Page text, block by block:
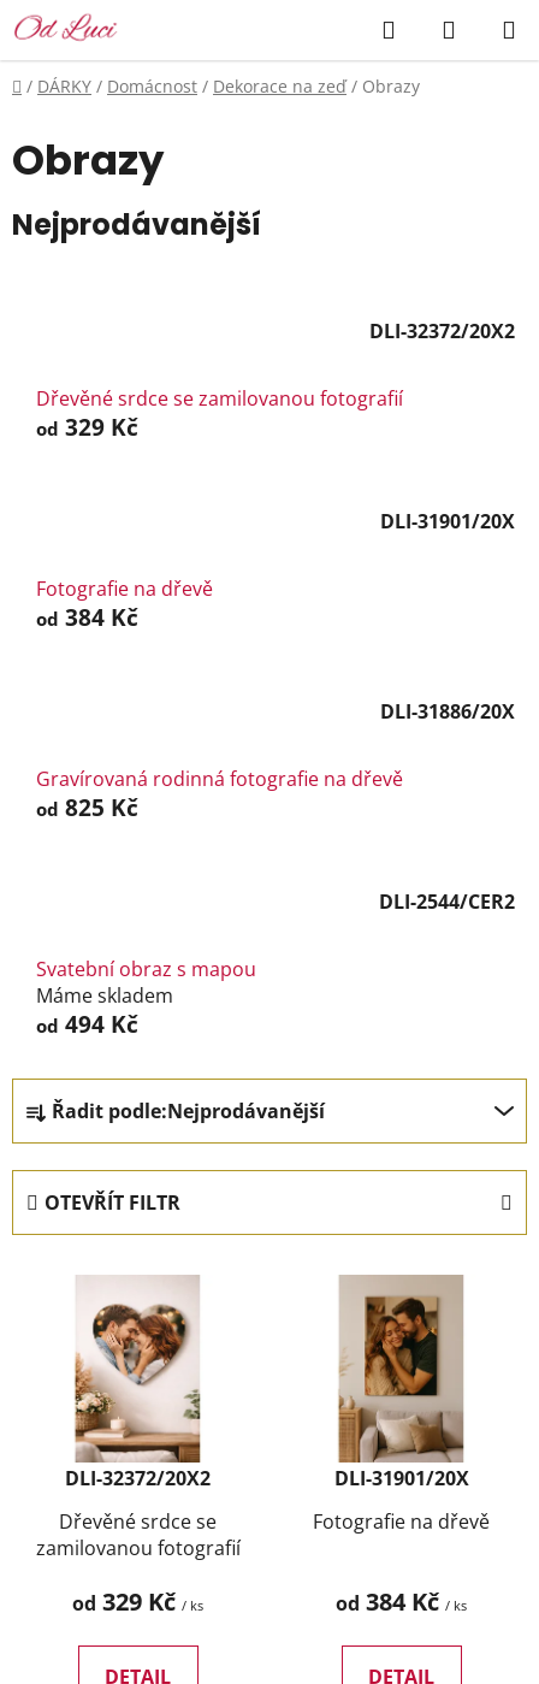
Přejít
na
obsah
Hledat
KOŠÍK
Domů
/ DÁRKY / Domácnost / Dekorace na zeď / Obrazy
Obrazy
Nejprodávanější
DLI-32372/20X2
Dřevěné srdce se zamilovanou fotografií
od 329 Kč
DLI-31901/20X
Fotografie na dřevě
od 384 Kč
DLI-31886/20X
Gravírovaná rodinná fotografie na dřevě
od 825 Kč
DLI-2544/CER2
Svatební obraz s mapou
Máme skladem
od 494 Kč
Ř
a
z
e
n
Řadit podle:Nejprodávanější
OTEVŘÍT FILTR
DLI-32372/20X2
Dřevěné srdce se
zamilovanou fotografií
od 329 Kč / ks
DETAIL
DLI-31901/20X
Fotografie na dřevě
od 384 Kč / ks
DETAIL